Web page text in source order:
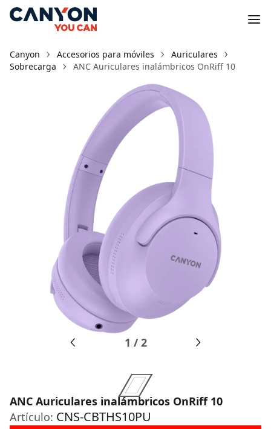
Canyon Accesorios para móviles
Auriculares
Sobrecarga
ANC Auriculares inalámbricos OnRiff 10
1 /2
ANC Auriculares inalámbricos OnRiff 10
Artículo: CNS-CBTHS10PU